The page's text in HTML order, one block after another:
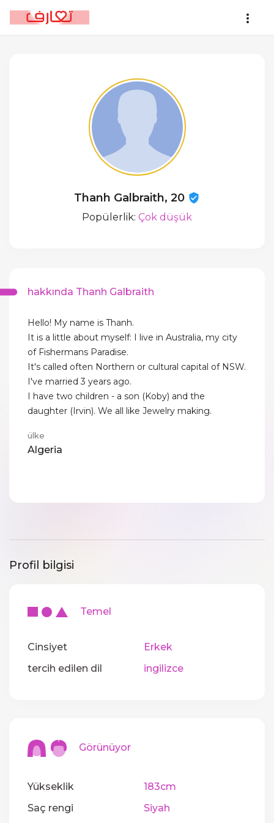
Thanh Galbraith, 20
Popülerlik: Çok düşük
hakkında Thanh Galbraith
Hello! My name is Thanh.
It is a little about myself: I live in Australia, my city
of Fishermans Paradise.
It's called often Northern or cultural capital of NSW.
I've married 3 years ago.
I have two children - a son (Koby) and the
daughter (Irvin). We all like Jewelry making.
ülke
Algeria
Profil bilgisi
Temel
Cinsiyet
Erkek
tercih edilen dil
ingilizce
Görünüyor
Yükseklik
183cm
Saç rengi
Siyah